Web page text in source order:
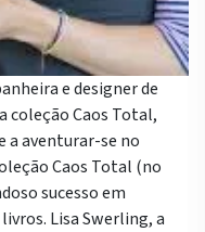
e designer de
coleção Caos Total,
a aventurar-se no
Caos Total (no
sucesso em
Lisa Swerling, a